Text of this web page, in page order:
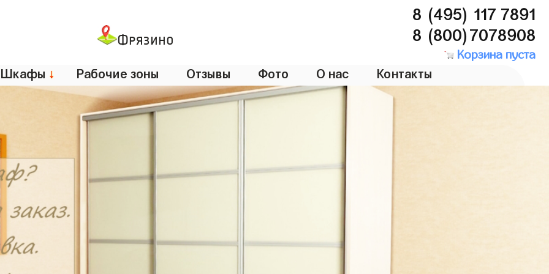
Фрязино
8 (495) 117 7891
8 (800)7078908
Корзина пуста
Шкафы ↓ Рабочие зоны Отзывы Фото О нас Контакты